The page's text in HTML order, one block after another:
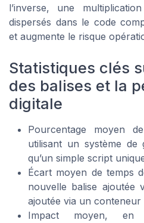
l’inverse, une
dispersés dans le code
et augmente le risque
Statistiques clés
des balises et la
digitale
Pourcentage moyen
utilisant un système de
qu’un simple script
Écart moyen de temps
nouvelle balise ajoutée
ajoutée via un conteneur
Impact moyen, en